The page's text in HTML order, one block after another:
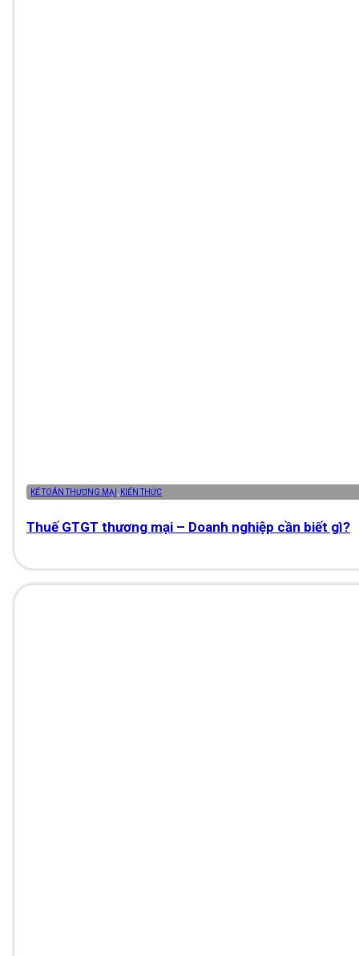
KẾ TOÁN THƯƠNG MẠI KIẾN THỨC
Thuế GTGT thương mại – Doanh nghiệp cần biết gì?